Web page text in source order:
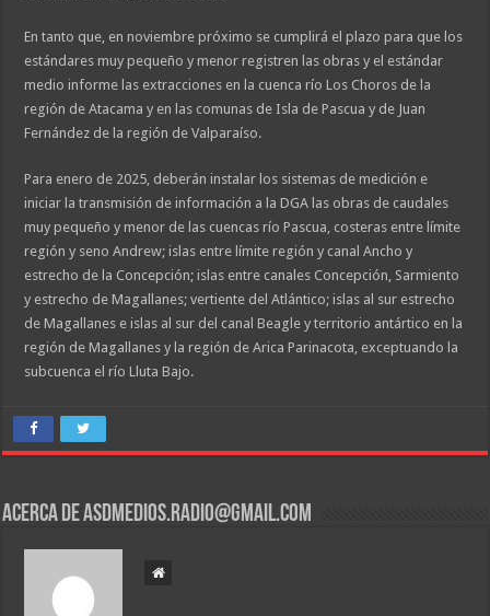
En tanto que, en noviembre próximo se cumplirá el plazo para que los
estándares muy pequeño y menor registren las obras y el estándar
medio informe las extracciones en la cuenca río Los Choros de la
región de Atacama y en las comunas de Isla de Pascua y de Juan
Fernández de la región de Valparaíso.
Para enero de 2025, deberán instalar los sistemas de medición e
iniciar la transmisión de información a la DGA las obras de caudales
muy pequeño y menor de las cuencas río Pascua, costeras entre límite
región y seno Andrew; islas entre límite región y canal Ancho y
estrecho de la Concepción; islas entre canales Concepción, Sarmiento
y estrecho de Magallanes; vertiente del Atlántico; islas al sur estrecho
de Magallanes e islas al sur del canal Beagle y territorio antártico en la
región de Magallanes y la región de Arica Parinacota, exceptuando la
subcuenca el río Lluta Bajo.
Acerca de asdmedios.radio@gmail.com